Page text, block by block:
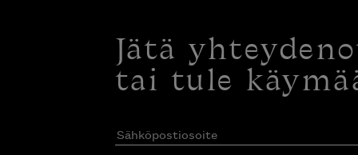
Jätä
tai tule
Sähköpostiosoite(Pakollinen)